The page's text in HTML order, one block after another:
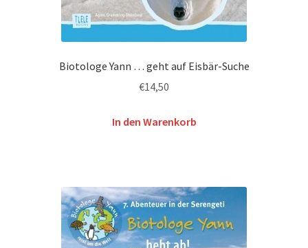
Biotologe Yann … geht auf Eisbär-Suche
€14,50
In den Warenkorb